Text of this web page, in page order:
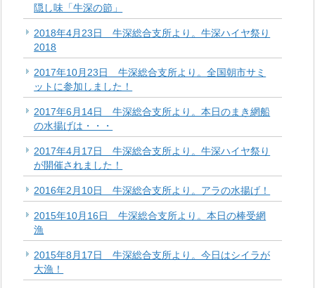
隠し味「牛深の節」
2018年4月23日 牛深総合支所より。牛深ハイヤ祭り
2018
2017年10月23日 牛深総合支所より。全国朝市サミ
ットに参加しました！
2017年6月14日 牛深総合支所より。本日のまき網船
の水揚げは・・・
2017年4月17日 牛深総合支所より。牛深ハイヤ祭り
が開催されました！
2016年2月10日 牛深総合支所より。アラの水揚げ！
2015年10月16日 牛深総合支所より。本日の棒受網
漁
2015年8月17日 牛深総合支所より。今日はシイラが
大漁！